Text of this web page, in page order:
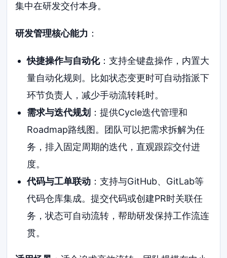
集中在研发交付本身。
研发管理核心能力 ：
快捷操作与自动化：支持全键盘操作，内置大
量自动化规则。比如状态变更时可自动指派下
环节负责人，减少手动流转耗时。
需求与迭代规划 ：提供Cycle迭代管理和
Roadmap路线图。团队可以把需求拆解为任
务，排入固定周期的迭代，直观跟踪交付进
度。
代码与工单联动：支持与GitHub、GitLab等
代码仓库集成。提交代码或创建PR时关联任
务，状态可自动流转，帮助研发保持工作流连
贯。